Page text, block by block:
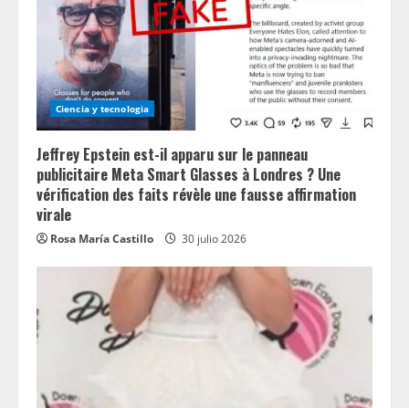
Ciencia y tecnologia
Jeffrey Epstein est-il apparu sur le panneau
publicitaire Meta Smart Glasses à Londres ? Une
vérification des faits révèle une fausse affirmation
virale
Rosa María Castillo 30 julio 2026